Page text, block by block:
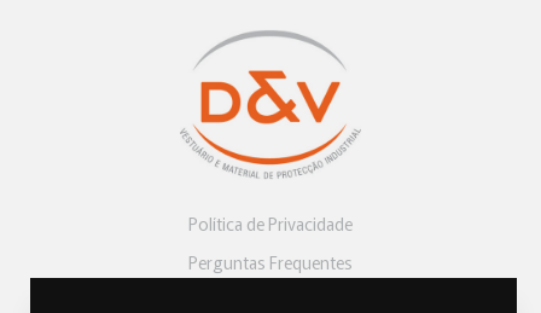
Política de Privacidade
Perguntas Frequentes